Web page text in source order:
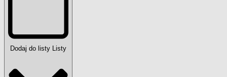
Dodaj do listy Listy